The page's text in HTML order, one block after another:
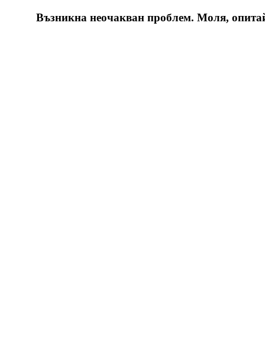
Възникна неочакван проблем. Моля,